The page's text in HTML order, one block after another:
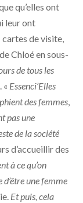
qu’elles ont
leur ont
de visite,
Chloé en sous-
de tous les
« Essenci’Elles
des femmes,
pas une
de la société
d’accueillir des
à ce qu’on
une femme
Et puis, cela